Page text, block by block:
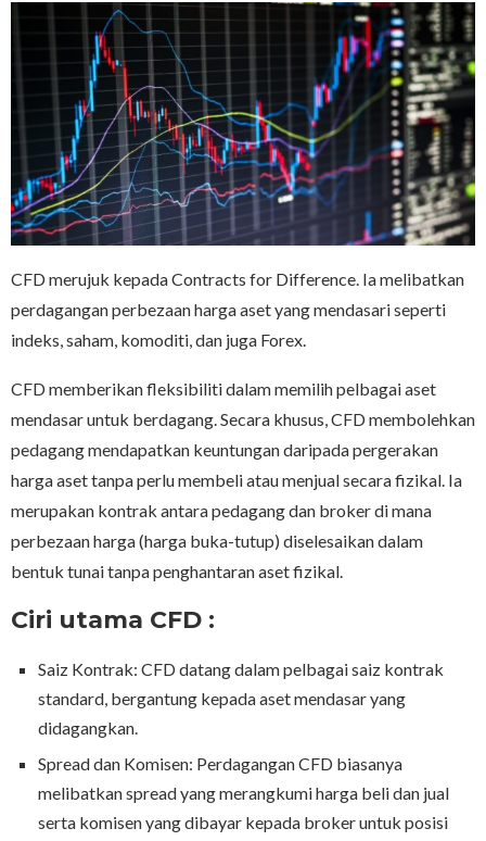
CFD merujuk kepada Contracts for Difference. Ia melibatkan
perdagangan perbezaan harga aset yang mendasari seperti
indeks, saham, komoditi, dan juga Forex.
CFD memberikan fleksibiliti dalam memilih pelbagai aset
mendasar untuk berdagang. Secara khusus, CFD membolehkan
pedagang mendapatkan keuntungan daripada pergerakan
harga aset tanpa perlu membeli atau menjual secara fizikal. Ia
merupakan kontrak antara pedagang dan broker di mana
perbezaan harga (harga buka-tutup) diselesaikan dalam
bentuk tunai tanpa penghantaran aset fizikal.
Ciri utama CFD :
Saiz Kontrak: CFD datang dalam pelbagai saiz kontrak
standard, bergantung kepada aset mendasar yang
didagangkan.
Spread dan Komisen: Perdagangan CFD biasanya
melibatkan spread yang merangkumi harga beli dan jual
serta komisen yang dibayar kepada broker untuk posisi